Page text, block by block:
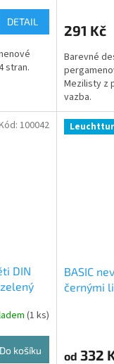
DETAIL
stran.
291 Kč
Barevné
Mezilisty z
vazba.
DIN
(1 ks)
Do košíku
100042
BASIC
černými
od 332